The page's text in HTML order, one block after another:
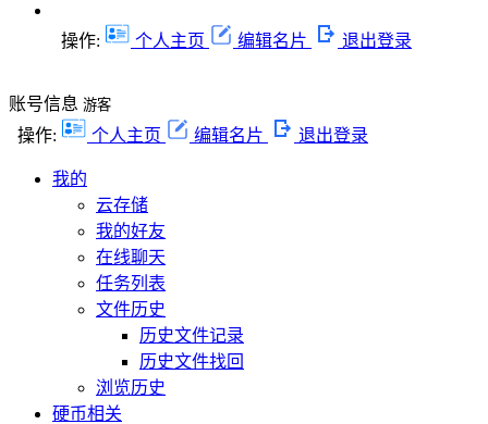
操作: 个人主页 编辑名片 退出登录
账号信息 游客
操作: 个人主页 编辑名片 退出登录
我的
云存储
我的好友
在线聊天
任务列表
文件历史
历史文件记录
历史文件找回
浏览历史
硬币相关